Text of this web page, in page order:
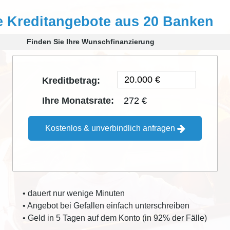
Kreditangebote aus 20 Banken
Finden Sie Ihre Wunschfinanzierung
Kreditbetrag:
Ihre Monatsrate:
272 €
Kostenlos & unverbindlich anfragen
• dauert nur wenige Minuten
• Angebot bei Gefallen einfach unterschreiben
• Geld in 5 Tagen auf dem Konto (in 92% der Fälle)